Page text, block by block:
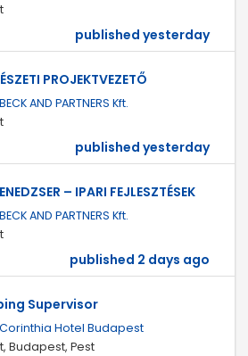
published yesterday
PROJEKTVEZETŐ
BECK AND PARTNERS Kft.
published yesterday
– IPARI FEJLESZTÉSEK
BECK AND PARTNERS Kft.
published 2 days ago
Supervisor
Corinthia Hotel Budapest
Budapest, Pest